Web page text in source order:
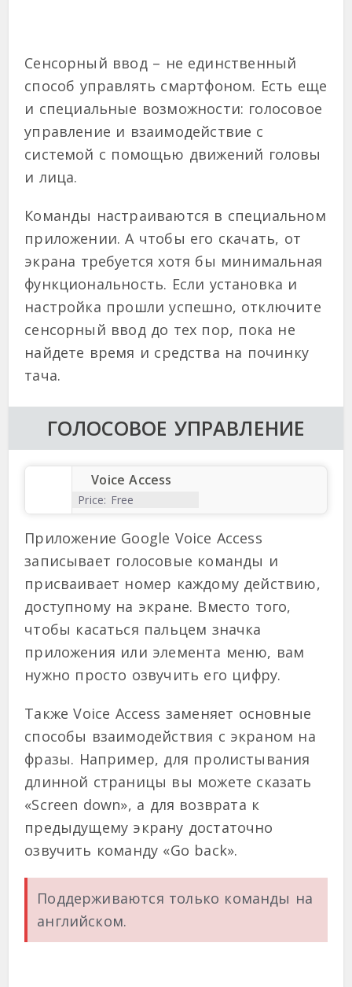
Сенсорный ввод – не единственный
способ управлять смартфоном. Есть еще
и специальные возможности: голосовое
управление и взаимодействие с
системой с помощью движений головы
и лица.
Команды настраиваются в специальном
приложении. А чтобы его скачать, от
экрана требуется хотя бы минимальная
функциональность. Если установка и
настройка прошли успешно, отключите
сенсорный ввод до тех пор, пока не
найдете время и средства на починку
тача.
ГОЛОСОВОЕ УПРАВЛЕНИЕ
Voice Access
Price: Free
Приложение Google Voice Access
записывает голосовые команды и
присваивает номер каждому действию,
доступному на экране. Вместо того,
чтобы касаться пальцем значка
приложения или элемента меню, вам
нужно просто озвучить его цифру.
Также Voice Access заменяет основные
способы взаимодействия с экраном на
фразы. Например, для пролистывания
длинной страницы вы можете сказать
«Screen down», а для возврата к
предыдущему экрану достаточно
озвучить команду «Go back».
Поддерживаются только команды на
английском.